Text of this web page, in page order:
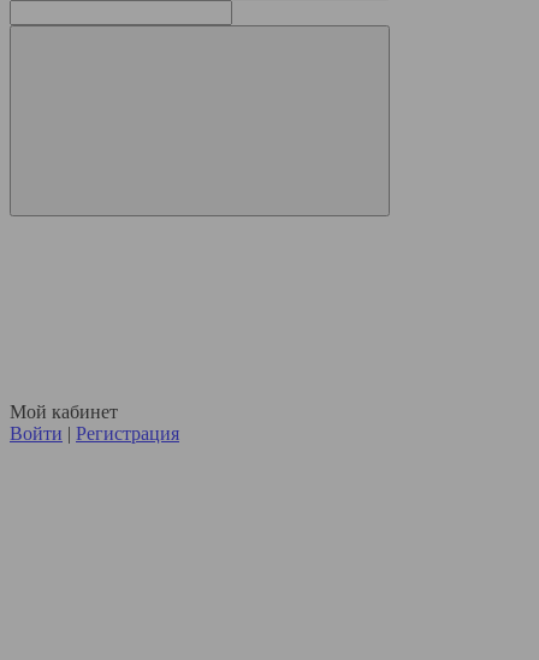
Мой кабинет
Войти | Регистрация